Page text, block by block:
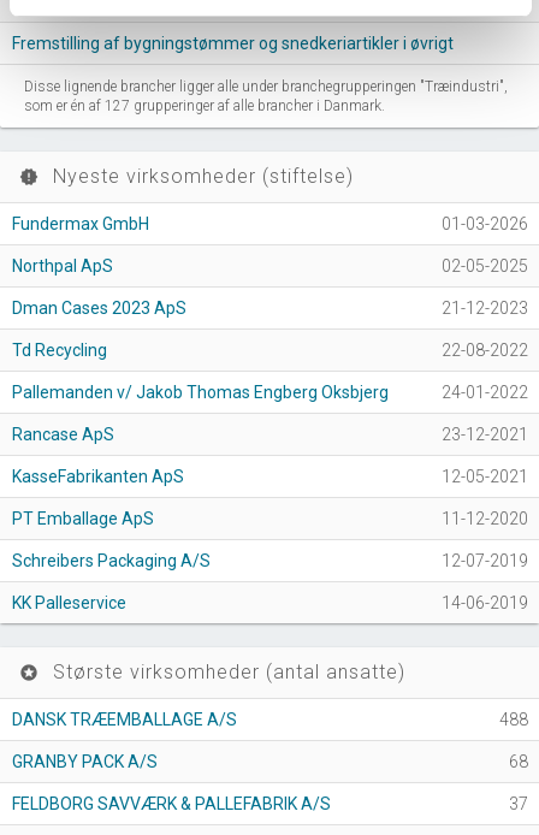
Fremstilling af bygningstømmer og snedkeriartikler i øvrigt
Disse lignende brancher ligger alle under branchegrupperingen "Træindustri",
som er én af 127 grupperinger af alle brancher i Danmark.
new_releases Nyeste virksomheder (stiftelse)
Fundermax GmbH 01-03-2026
Northpal ApS 02-05-2025
Dman Cases 2023 ApS 21-12-2023
Td Recycling 22-08-2022
Pallemanden v/ Jakob Thomas Engberg Oksbjerg 24-01-2022
Rancase ApS 23-12-2021
KasseFabrikanten ApS 12-05-2021
PT Emballage ApS 11-12-2020
Schreibers Packaging A/S 12-07-2019
KK Palleservice 14-06-2019
stars Største virksomheder (antal ansatte)
DANSK TRÆEMBALLAGE A/S 488
GRANBY PACK A/S 68
FELDBORG SAVVÆRK & PALLEFABRIK A/S 37